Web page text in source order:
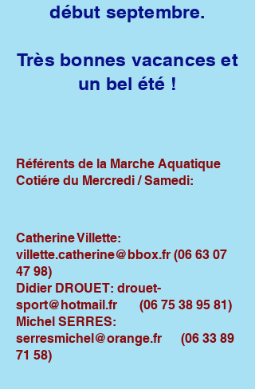
début septembre.
Très bonnes vacances et
un bel été !
Référents de la Marche Aquatique
Cotiére du Mercredi / Samedi:
Catherine Villette:
villette.catherine@bbox.fr (06 63 07
47 98)
Didier DROUET: drouet-
sport@hotmail.fr
(06 75 38 95 81)
Michel SERRES:
serresmichel@orange.fr
(06 33 89
71 58)